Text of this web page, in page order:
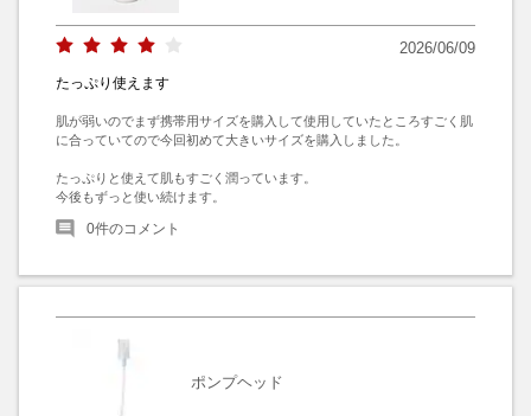
2026/06/09
たっぷり使えます
肌が弱いのでまず携帯用サイズを購入して使用していたところすごく肌
に合っていてので今回初めて大きいサイズを購入しました。
たっぷりと使えて肌もすごく潤っています。
今後もずっと使い続けます。
0件のコメント
ポンプヘッド